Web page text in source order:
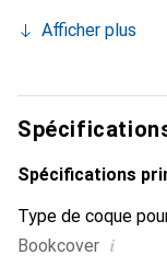
smartphone. La
est toujours un
Afficher plus
Spécifications
Type de coque
Bookcover i